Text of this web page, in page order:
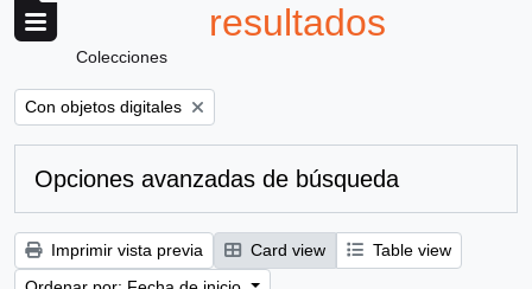
resultados
Colecciones
Remove filter:
Con objetos digitales
Opciones avanzadas de búsqueda
Imprimir vista previa Card view
Table view